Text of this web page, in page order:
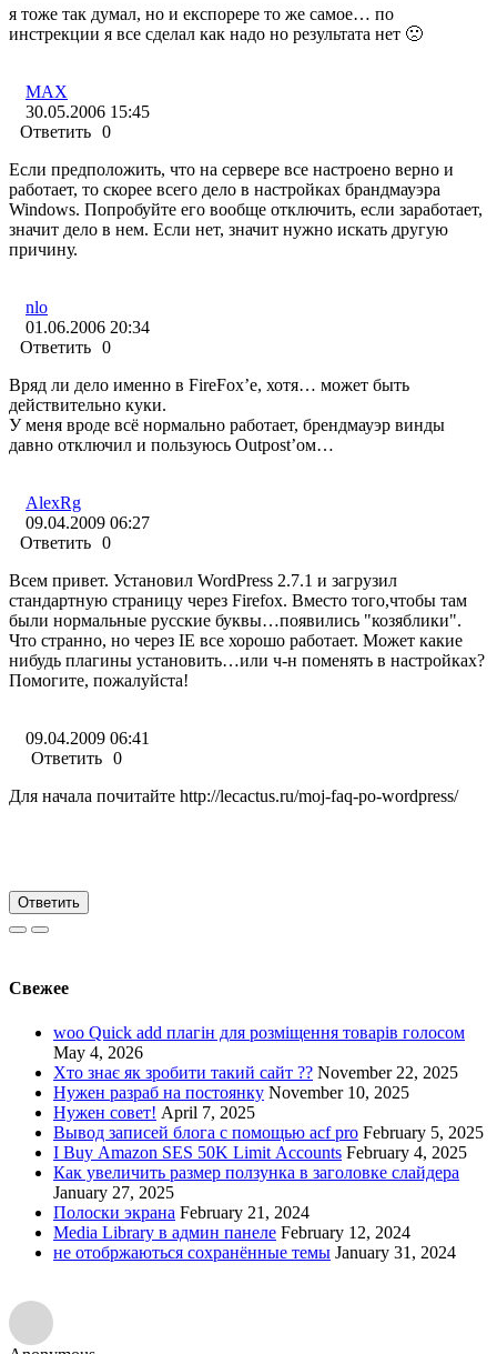
я тоже так думал, но и експорере то же самое… по
инстрекции я все сделал как надо но результата нет 🙁
MAX
30.05.2006 15:45
Ответить 0
Если предположить, что на сервере все настроено верно и
работает, то скорее всего дело в настройках брандмауэра
Windows. Попробуйте его вообще отключить, если заработает,
значит дело в нем. Если нет, значит нужно искать другую
причину.
nlo
01.06.2006 20:34
Ответить 0
Вряд ли дело именно в FireFox’e, хотя… может быть
действительно куки.
У меня вроде всё нормально работает, брендмауэр винды
давно отключил и пользуюсь Outpost’ом…
AlexRg
09.04.2009 06:27
Ответить 0
Всем привет. Установил WordPress 2.7.1 и загрузил
стандартную страницу через Firefox. Вместо того,чтобы там
были нормальные русские буквы…появились "козяблики".
Что странно, но через IE все хорошо работает. Может какие
нибудь плагины установить…или ч-н поменять в настройках?
Помогите, пожалуйста!
09.04.2009 06:41
Ответить 0
Для начала почитайте http://lecactus.ru/moj-faq-po-wordpress/
Ответить
Свежее
woo Quick add плагін для розміщення товарів голосом
May 4, 2026
Хто знає як зробити такий сайт ?? November 22, 2025
Нужен разраб на постоянку November 10, 2025
Нужен совет! April 7, 2025
Вывод записей блога с помощью acf pro February 5, 2025
I Buy Amazon SES 50K Limit Accounts February 4, 2025
Как увеличить размер ползунка в заголовке слайдера
January 27, 2025
Полоски экрана February 21, 2024
Media Library в админ панеле February 12, 2024
не отобржаються сохранённые темы January 31, 2024